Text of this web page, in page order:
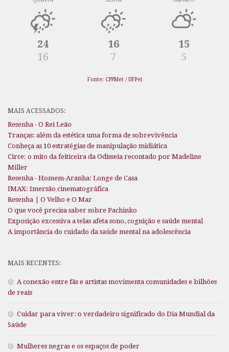
24
16
16
7
15
5
Fonte: CPPMet / UFPel
MAIS ACESSADOS:
Resenha - O Rei Leão
Tranças: além da estética uma forma de sobrevivência
Conheça as 10 estratégias de manipulação midiática
Circe: o mito da feiticeira da Odisseia recontado por Madeline
Miller
Resenha - Homem-Aranha: Longe de Casa
IMAX: Imersão cinematográfica
Resenha | O Velho e O Mar
O que você precisa saber sobre Pachinko
Exposição excessiva a telas afeta sono, cognição e saúde mental
A importância do cuidado da saúde mental na adolescência
MAIS RECENTES:
A conexão entre fãs e artistas movimenta comunidades e bilhões
de reais
Cuidar para viver: o verdadeiro significado do Dia Mundial da
Saúde
Mulheres negras e os espaços de poder